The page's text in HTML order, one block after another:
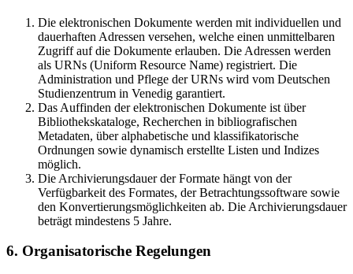
Die elektronischen Dokumente werden mit individuellen und
dauerhaften Adressen versehen, welche einen unmittelbaren
Zugriff auf die Dokumente erlauben. Die Adressen werden
als URNs (Uniform Resource Name) registriert. Die
Administration und Pflege der URNs wird vom Deutschen
Studienzentrum in Venedig garantiert.
Das Auffinden der elektronischen Dokumente ist über
Bibliothekskataloge, Recherchen in bibliografischen
Metadaten, über alphabetische und klassifikatorische
Ordnungen sowie dynamisch erstellte Listen und Indizes
möglich.
Die Archivierungsdauer der Formate hängt von der
Verfügbarkeit des Formates, der Betrachtungssoftware sowie
den Konvertierungsmöglichkeiten ab. Die Archivierungsdauer
beträgt mindestens 5 Jahre.
6. Organisatorische Regelungen